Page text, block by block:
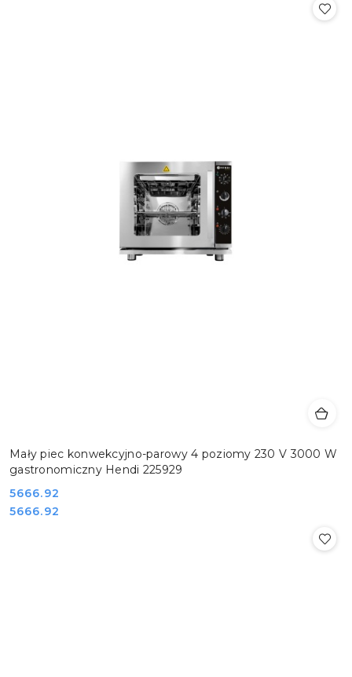
Mały piec konwekcyjno-parowy 4 poziomy 230 V 3000 W
gastronomiczny Hendi 225929
Cena:
5666.92
Cena:
5666.92